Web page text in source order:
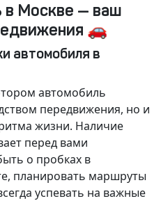
в Москве — ваш
🚗
автомобиля в
автомобиль
передвижения, но и
жизни. Наличие
перед вами
о пробках в
планировать маршруты
успевать на важные